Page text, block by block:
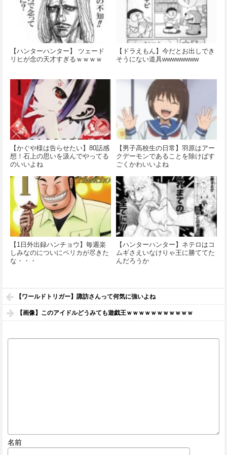
【ハンターハンター】 ツェード
リヒが念の天才すぎるｗｗｗｗ
【ドラえもん】今だとお出しでき
そうにない道具wwwwwwww
【かぐや様は告らせたい】80話感
想！石上の思いを汲んでやってる
のいいよね
【男子高校生の日常】羽原はアー
クデーモンであることを除けばす
ごくかわいいよね
【1日外出録ハンチョウ】毎週楽
しみなのについにペリカが尽きた
な・・・
【ハンターハンター】ネテロはコ
ムギさえいなけりゃ王に勝ててた
んだろうか
【ワールドトリガー】諏訪さんって何気に強いよね
【画像】このアイドルどうみても遊戯王ｗｗｗｗｗｗｗｗｗｗｗ
名前